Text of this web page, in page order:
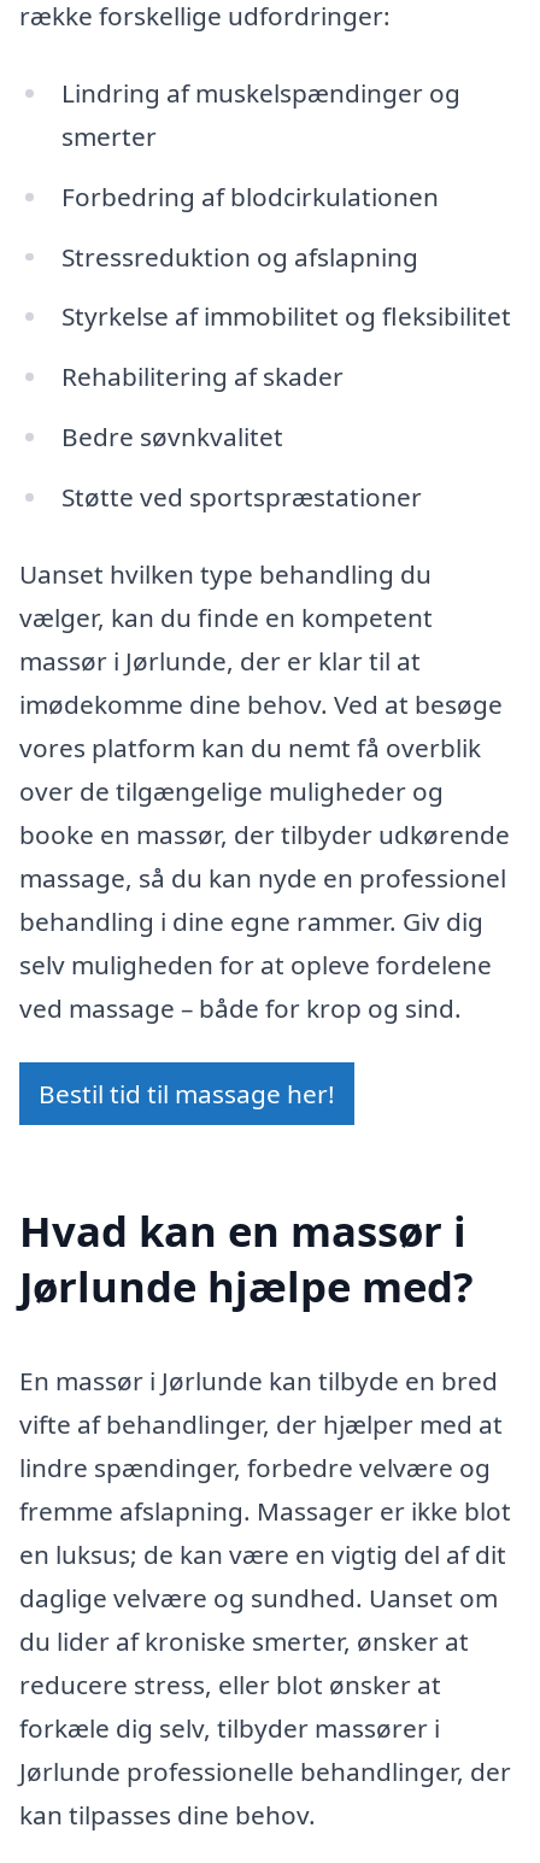
række forskellige udfordringer:
Lindring af muskelspændinger og
smerter
Forbedring af blodcirkulationen
Stressreduktion og afslapning
Styrkelse af immobilitet og fleksibilitet
Rehabilitering af skader
Bedre søvnkvalitet
Støtte ved sportspræstationer
Uanset hvilken type behandling du
vælger, kan du finde en kompetent
massør i Jørlunde, der er klar til at
imødekomme dine behov. Ved at besøge
vores platform kan du nemt få overblik
over de tilgængelige muligheder og
booke en massør, der tilbyder udkørende
massage, så du kan nyde en professionel
behandling i dine egne rammer. Giv dig
selv muligheden for at opleve fordelene
ved massage – både for krop og sind.
Bestil tid til massage her!
Hvad kan en massør i
Jørlunde hjælpe med?
En massør i Jørlunde kan tilbyde en bred
vifte af behandlinger, der hjælper med at
lindre spændinger, forbedre velvære og
fremme afslapning. Massager er ikke blot
en luksus; de kan være en vigtig del af dit
daglige velvære og sundhed. Uanset om
du lider af kroniske smerter, ønsker at
reducere stress, eller blot ønsker at
forkæle dig selv, tilbyder massører i
Jørlunde professionelle behandlinger, der
kan tilpasses dine behov.